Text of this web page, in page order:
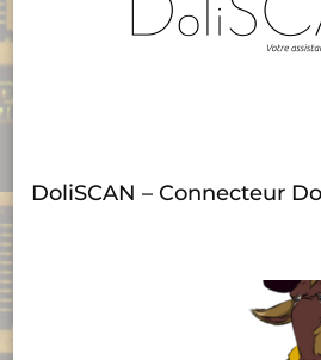
DoliSCAN – Connecteur